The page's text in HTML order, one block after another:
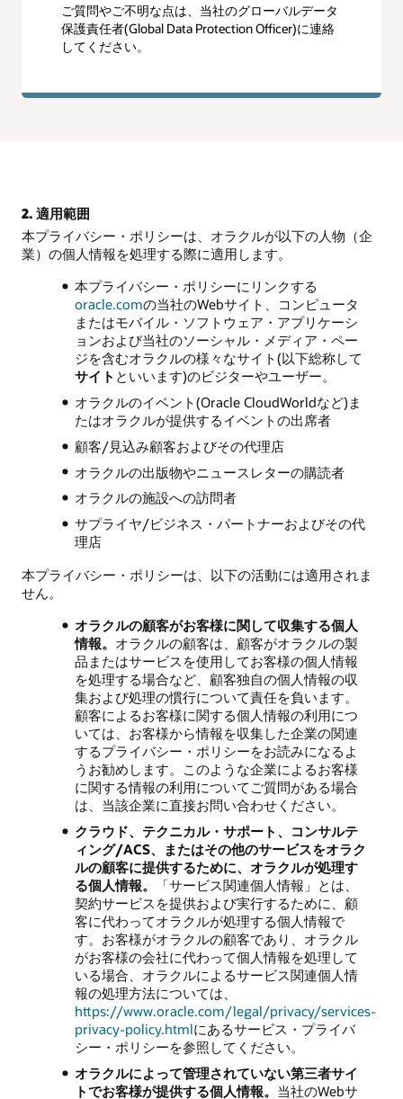
ご質問やご不明な点は、当社のグローバルデータ
保護責任者(Global Data Protection Officer)に連絡
してください。
2. 適用範囲
本プライバシー・ポリシーは、オラクルが以下の人物（企
業）の個人情報を処理する際に適用します。
本プライバシー・ポリシーにリンクする
oracle.comの当社のWebサイト、コンピュータ
またはモバイル・ソフトウェア・アプリケーシ
ョンおよび当社のソーシャル・メディア・ペー
ジを含むオラクルの様々なサイト(以下総称して
サイト といいます)のビジターやユーザー。
オラクルのイベント(Oracle CloudWorldなど)ま
たはオラクルが提供するイベントの出席者
顧客/見込み顧客およびその代理店
オラクルの出版物やニュースレターの購読者
オラクルの施設への訪問者
サプライヤ/ビジネス・パートナーおよびその代
理店
本プライバシー・ポリシーは、以下の活動には適用されま
せん。
オラクルの顧客がお客様に関して収集する個人
情報。 オラクルの顧客は、顧客がオラクルの製
品またはサービスを使用してお客様の個人情報
を処理する場合など、顧客独自の個人情報の収
集および処理の慣行について責任を負います。
顧客によるお客様に関する個人情報の利用につ
いては、お客様から情報を収集した企業の関連
するプライバシー・ポリシーをお読みになるよ
うお勧めします。このような企業によるお客様
に関する情報の利用についてご質問がある場合
は、当該企業に直接お問い合わせください。
クラウド、テクニカル・サポート、コンサルテ
ィング/ACS、またはその他のサービスをオラク
ルの顧客に提供するために、オラクルが処理す
る個人情報。
「サービス関連個人情報」とは、
契約サービスを提供および実行するために、顧
客に代わってオラクルが処理する個人情報で
す。お客様がオラクルの顧客であり、オラクル
がお客様の会社に代わって個人情報を処理して
いる場合、オラクルによるサービス関連個人情
報の処理方法については、
https://www.oracle.com/legal/privacy/services-
privacy-policy.htmlにあるサービス・プライバ
シー・ポリシーを参照してください。
オラクルによって管理されていない第三者サイ
トでお客様が提供する個人情報。 当社のWebサ